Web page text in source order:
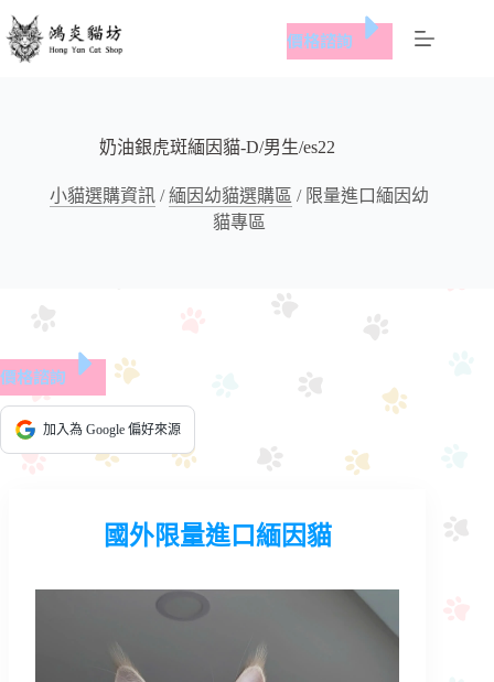
跳
至
價格諮詢
奶油銀虎斑緬因貓-D/男生/es22
小貓選購資訊 /緬因幼貓選購區 / 限量進口緬因幼
貓專區
價格諮詢
加入為 Google 偏好來源
國外限量進口緬因貓